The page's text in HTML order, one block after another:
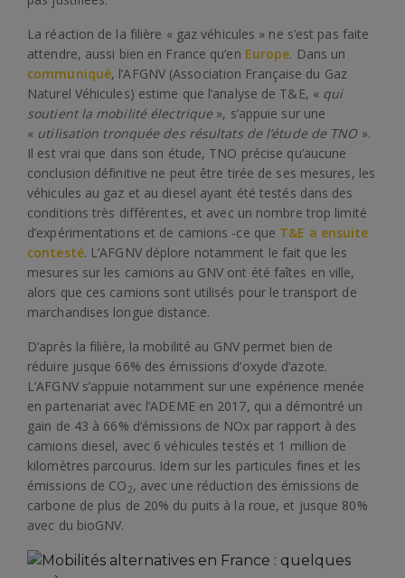
La réaction de la filière « gaz véhicules » ne s’est pas faite
attendre, aussi bien en France qu’en Europe. Dans un
communiqué, l’AFGNV (Association Française du Gaz
Naturel Véhicules) estime que l’analyse de T&E, « qui
soutient la mobilité électrique », s’appuie sur une
« utilisation tronquée des résultats de l’étude de TNO».
Il est vrai que dans son étude, TNO précise qu’aucune
conclusion définitive ne peut être tirée de ses mesures, les
véhicules au gaz et au diesel ayant été testés dans des
conditions très différentes, et avec un nombre trop limité
d’expérimentations et de camions -ce que T&E a ensuite
contesté. L’AFGNV déplore notamment le fait que les
mesures sur les camions au GNV ont été faîtes en ville,
alors que ces camions sont utilisés pour le transport de
marchandises longue distance.
D’après la filière, la mobilité au GNV permet bien de
réduire jusque 66% des émissions d’oxyde d’azote.
L’AFGNV s’appuie notamment sur une expérience menée
en partenariat avec l’ADEME en 2017, qui a démontré un
gain de 43 à 66% d’émissions de NOx par rapport à des
camions diesel, avec 6 véhicules testés et 1 million de
kilomètres parcourus. Idem sur les particules fines et les
émissions de CO 2, avec une réduction des émissions de
carbone de plus de 20% du puits à la roue, et jusque 80%
avec du bioGNV.